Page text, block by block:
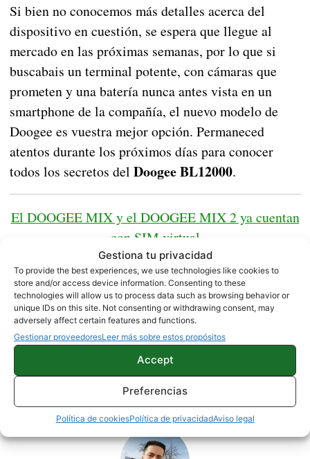
Gestiona tu privacidad
To provide the best experiences, we use technologies like cookies to
store and/or access device information. Consenting to these
technologies will allow us to process data such as browsing behavior or
unique IDs on this site. Not consenting or withdrawing consent, may
adversely affect certain features and functions.
Gestionar proveedoresLeer más sobre estos propósitos
Accept
Preferencias
Política de cookiesPolítica de privacidadAviso legal
Si bien no conocemos más detalles acerca del
dispositivo en cuestión, se espera que llegue al
mercado en las próximas semanas, por lo que si
buscabais un terminal potente, con cámaras que
prometen y una batería nunca antes vista en un
smartphone de la compañía, el nuevo modelo de
Doogee es vuestra mejor opción. Permaneced
atentos durante los próximos días para conocer
todos los secretos del Doogee BL12000.
El DOOGEE MIX y el DOOGEE MIX 2 ya cuentan
con SIM virtual
DOOGEE MÓVILES CHINOS NOTICIAS